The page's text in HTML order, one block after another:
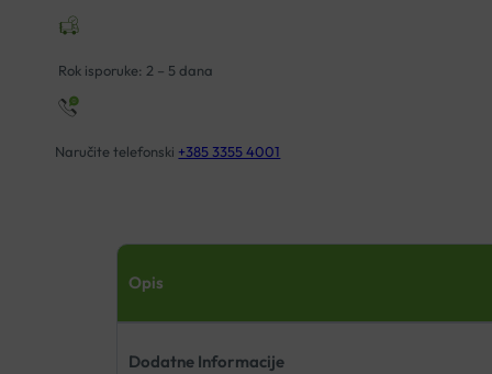
Rok isporuke: 2 – 5 dana
Naručite telefonski +385 3355 4001
Opis
Dodatne Informacije